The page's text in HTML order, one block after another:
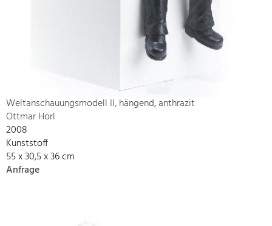
Weltanschauungsmodell II, hängend, anthrazit
Ottmar Hörl
2008
Kunststoff
55 x 30,5 x 36 cm
Anfrage